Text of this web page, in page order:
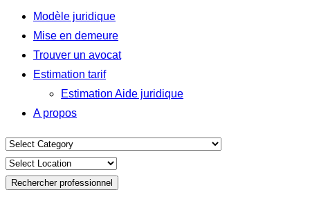
Modèle juridique
Mise en demeure
Trouver un avocat
Estimation tarif
Estimation Aide juridique
A propos
Rechercher professionnel